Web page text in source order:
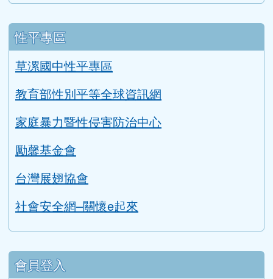
性平專區
草漯國中性平專區
教育部性別平等全球資訊網
家庭暴力暨性侵害防治中心
勵馨基金會
台灣展翅協會
社會安全網–關懷e起來
會員登入